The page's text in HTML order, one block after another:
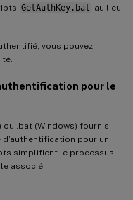
GetAuthKey.bat au lieu
vous pouvez
pour le
.bat (Windows) fournis
pour un
simplifient le processus
associé.